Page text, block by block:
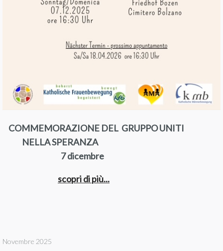
COMMEMORAZIONE DEL GRUPPO UNITI
NELLA SPERANZA
7 dicembre
scopri di più...
Novembre 2025